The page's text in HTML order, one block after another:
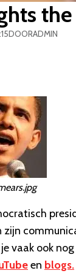
the
DOORADMIN
vaak ook
en blogs.